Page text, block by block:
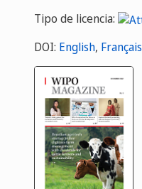
Tipo de licencia:
DOI: English, Français